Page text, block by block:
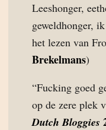
Leeshonger,
geweldhonger,
het lezen van
Brekelmans)
“Fucking goed
op de zere plek
Dutch Bloggies